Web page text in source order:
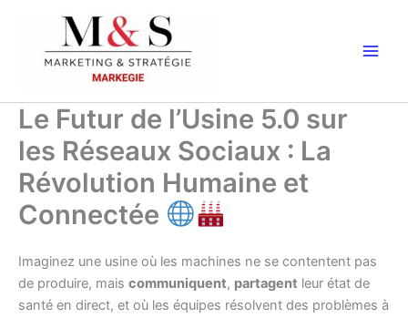
contenu
Le Futur de l’Usine 5.0 sur
les Réseaux Sociaux : La
Révolution Humaine et
Connectée
Imaginez une usine où les machines ne se contentent pas
de produire, mais communiquent, partagent leur état de
santé en direct, et où les équipes résolvent des problèmes à